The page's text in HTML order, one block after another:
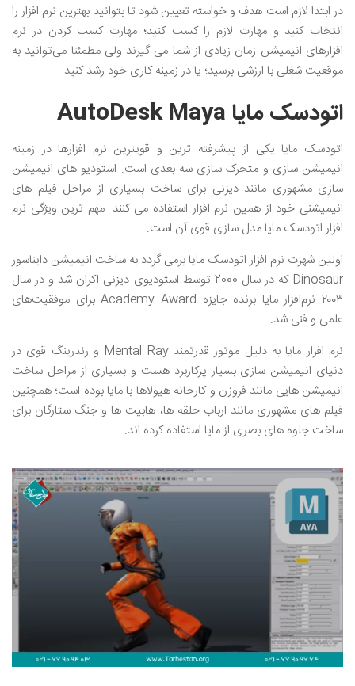
در ابتدا لازم است هدف و خواسته تعیین شود تا بتوانید بهترین نرم افزار را
انتخاب کنید و مهارت لازم را کسب کنید؛ مهارت کسب کردن در نرم
افزارهای انیمیشن زمان زیادی از شما می گیرند ولی مطمئنا می‌توانید به
موقعیت‌ شغلی با ارزشی برسید؛ یا در زمینه کاری خود رشد کنید.
اتودسک مایا AutoDesk Maya
اتودسک مایا یکی از پیشرفته ترین و قویترین نرم افزارها در زمینه
انیمیشن سازی و متحرک سازی سه بعدی است. استودیو های انیمیشن
سازی مشهوری مانند دیزنی برای ساخت بسیاری از مراحل فیلم های
انیمیشنی خود از همین نرم افزار استفاده می کنند. مهم ترین ویژگی نرم
افزار اتودسک مایا مدل سازی قوی آن است.
اولین شهرت نرم افزار اتودسک مایا برمی گردد به ساخت انیمیشن دایناسور
Dinosaur که در سال 2000 توسط استودیوی دیزنی اکران شد و در سال
۲۰۰۳ نرم‌افزار مایا برنده جایزه Academy Award برای موفقیت‌های
علمی و فنی شد.
نرم افزار مایا به دلیل موتور قدرتمند Mental Ray و رندرینگ قوی در
دنیای انیمیشن سازی بسیار پرکاربرد هست و بسیاری از مراحل ساخت
انیمیشن هایی مانند فروزن و کارخانه هیولاها با مایا بوده است؛ همچنین
فیلم های مشهوری مانند ارباب حلقه ها، هابیت ها و جنگ ستارگان برای
ساخت جلوه های بصری از مایا استفاده کرده اند.